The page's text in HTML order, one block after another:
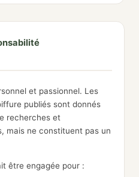
et passionnel. Les
publiés sont donnés
recherches et
mais ne constituent pas un
être engagée pour :